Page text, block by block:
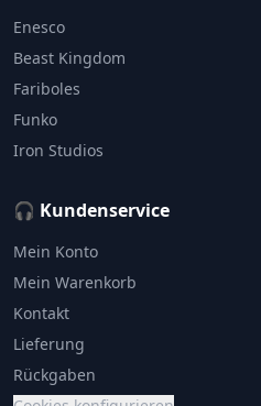
Enesco
Beast Kingdom
Fariboles
Funko
Iron Studios
🎧 Kundenservice
Mein Konto
Mein Warenkorb
Kontakt
Lieferung
Rückgaben